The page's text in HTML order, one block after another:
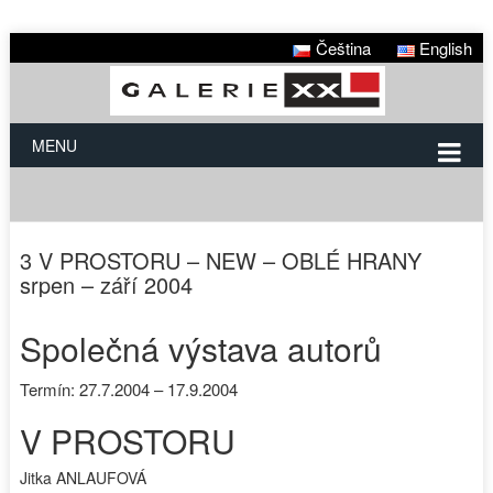
Čeština English
MENU
3 V PROSTORU – NEW – OBLÉ HRANY
srpen – září 2004
Společná výstava autorů
Termín: 27.7.2004 – 17.9.2004
V PROSTORU
Jitka ANLAUFOVÁ